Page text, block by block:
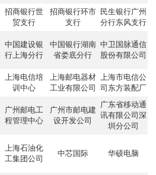
招商银行世
贸支行
招商银行环市
支行
民生银行广州
分行东风支行
中国建设银
行上海分行
中国银行湖南
省娄底分行
中卫国脉通信
股份有限公司
上海电信培
训中心
上海邮电器材
工业有限公司
上海市电信公
司东方装配厂
广州邮电工
程管理中心
广州市邮电建
设开发公司
广东省移动通
讯有限公司深
圳分公司
上海石油化
工集团公司
中芯国际 华硕电脑